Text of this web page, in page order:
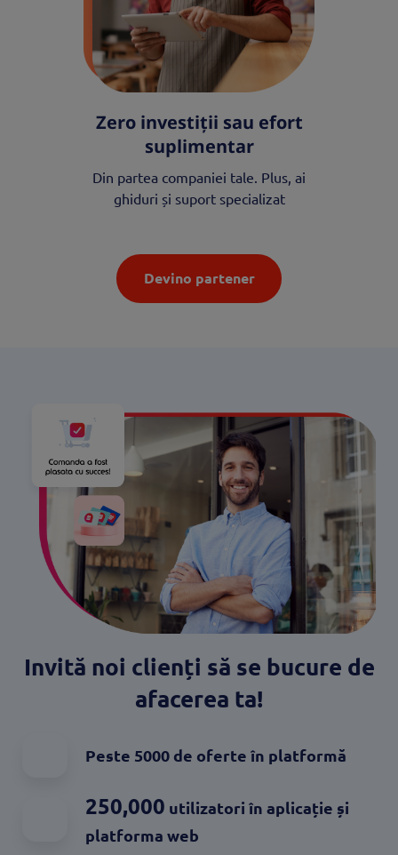
Zero investiții sau efort
suplimentar
Din partea companiei tale. Plus, ai
ghiduri și suport specializat
Devino partener
Invită noi clienți să se bucure de
afacerea ta!
Peste 5000 de oferte în platformă
250,000 utilizatori în aplicație și
platforma web